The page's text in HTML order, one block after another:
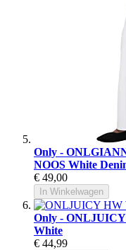
Only -
NOOS White
€ 49,00
In Winkelwagen
Only -
White
€ 44,99